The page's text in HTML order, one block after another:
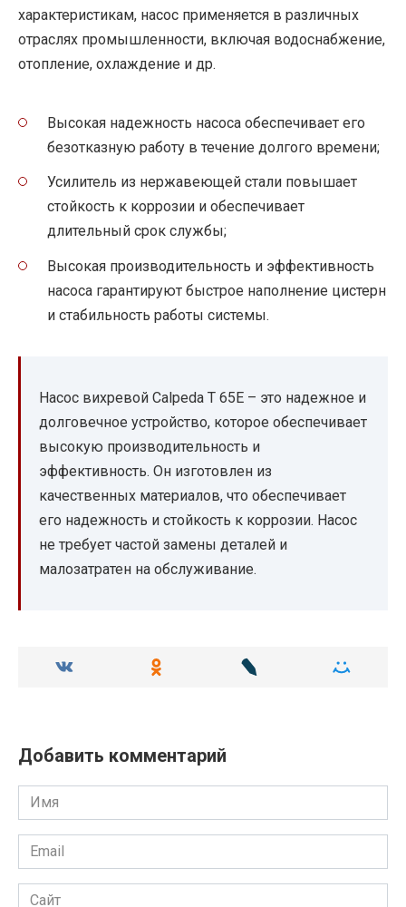
характеристикам, насос применяется в различных
отраслях промышленности, включая водоснабжение,
отопление, охлаждение и др.
Высокая надежность насоса обеспечивает его
безотказную работу в течение долгого времени;
Усилитель из нержавеющей стали повышает
стойкость к коррозии и обеспечивает
длительный срок службы;
Высокая производительность и эффективность
насоса гарантируют быстрое наполнение цистерн
и стабильность работы системы.
Насос вихревой Calpeda T 65E – это надежное и
долговечное устройство, которое обеспечивает
высокую производительность и
эффективность. Он изготовлен из
качественных материалов, что обеспечивает
его надежность и стойкость к коррозии. Насос
не требует частой замены деталей и
малозатратен на обслуживание.
Добавить комментарий
Имя
Email
Сайт